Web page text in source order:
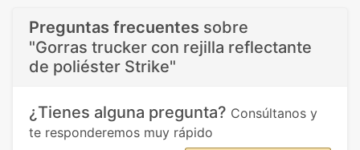
Preguntas frecuentes sobre
"Gorras trucker con rejilla reflectante
de poliéster Strike"
¿Tienes alguna pregunta? Consúltanos y
te responderemos muy rápido